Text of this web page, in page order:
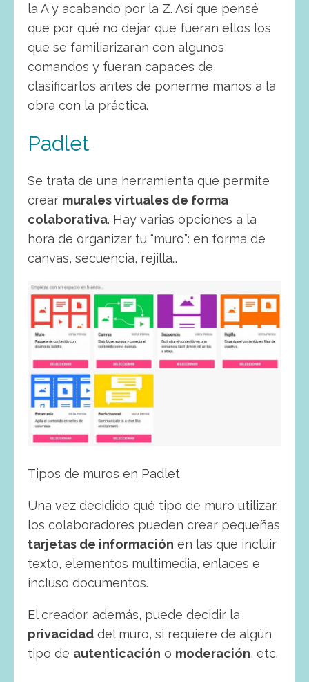
la A y acabando por la Z. Así que pensé
que por qué no dejar que fueran ellos los
que se familiarizaran con algunos
comandos y fueran capaces de
clasificarlos antes de ponerme manos a la
obra con la práctica.
Padlet
Se trata de una herramienta que permite
crear murales virtuales de forma
colaborativa. Hay varias opciones a la
hora de organizar tu “muro”: en forma de
canvas, secuencia, rejilla…
Tipos de muros en Padlet
Una vez decidido qué tipo de muro utilizar,
los colaboradores pueden crear pequeñas
tarjetas de información en las que incluir
texto, elementos multimedia, enlaces e
incluso documentos.
El creador, además, puede decidir la
privacidad del muro, si requiere de algún
tipo de autenticación o moderación, etc.